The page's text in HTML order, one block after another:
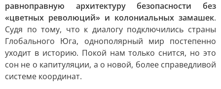
равноправную архитектуру безопасности без
«цветных революций» и колониальных замашек.
Судя по тому, что к диалогу подключились страны
Глобального Юга, однополярный мир постепенно
уходит в историю. Покой нам только снится, но это
сон не о капитуляции, а о новой, более справедливой
системе координат.